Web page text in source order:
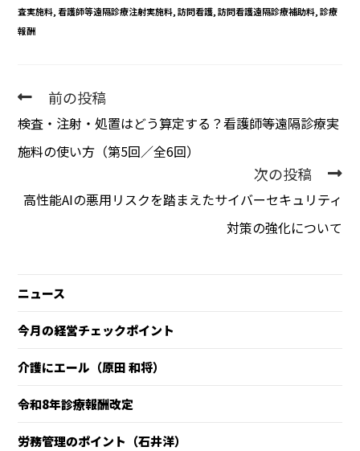
査実施料, 看護師等遠隔診療注射実施料, 訪問看護, 訪問看護遠隔診療補助料, 診療
報酬
前の投稿
検査・注射・処置はどう算定する？――看護師等遠隔診療実
施料の使い方（第5回／全6回）
次の投稿
高性能AIの悪用リスクを踏まえたサイバーセキュリティ
対策の強化について
ニュース
今月の経営チェックポイント
介護にエール（原田 和将）
令和8年診療報酬改定
労務管理のポイント（石井洋）